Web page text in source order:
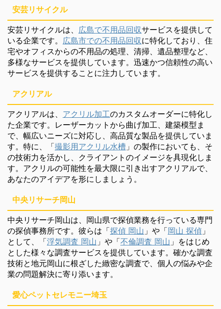
安芸リサイクル
安芸リサイクルは、 広島で不用品回収サービスを提供して
いる企業です。 広島市での不用品回収に特化しており、住
宅やオフィスからの不用品の処理、清掃、遺品整理など、
多様なサービスを提供しています。迅速かつ信頼性の高い
サービスを提供することに注力しています。
アクリアル
アクリアルは、 アクリル加工のカスタムオーダーに特化し
た企業です。レーザーカットから曲げ加工、建築模型ま
で、幅広いニーズに対応し、高品質な製品を提供していま
す。特に、「撮影用アクリル水槽 」の製作においても、そ
の技術力を活かし、クライアントのイメージを具現化しま
す。アクリルの可能性を最大限に引き出すアクリアルで、
あなたのアイデアを形にしましょう。
中央リサーチ岡山
中央リサーチ岡山は、岡山県で探偵業務を行っている専門
の探偵事務所です。彼らは「探偵 岡山 」や「岡山 探偵 」
として、「浮気調査 岡山 」や「不倫調査 岡山 」をはじめ
とした様々な調査サービスを提供しています。確かな調査
技術と地元岡山に根ざした緻密な調査で、個人の悩みや企
業の問題解決に寄り添います。
愛心ペットセレモニー埼玉